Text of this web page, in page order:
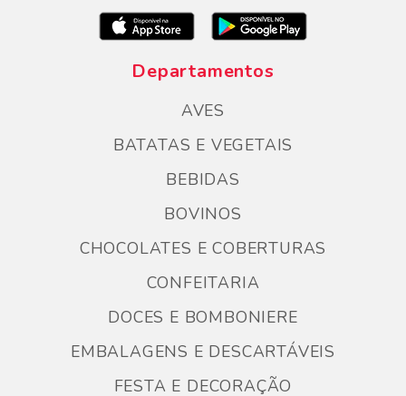
Departamentos
AVES
BATATAS E VEGETAIS
BEBIDAS
BOVINOS
CHOCOLATES E COBERTURAS
CONFEITARIA
DOCES E BOMBONIERE
EMBALAGENS E DESCARTÁVEIS
FESTA E DECORAÇÃO